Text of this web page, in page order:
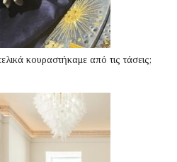
κουραστήκαμε από τις τάσεις;